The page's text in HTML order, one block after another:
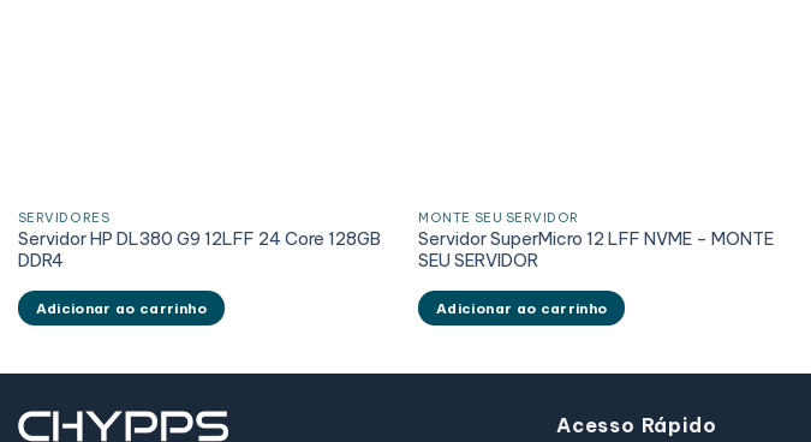
SERVIDORES
Servidor HP DL380 G9 12LFF 24 Core 128GB
DDR4
Adicionar ao carrinho
MONTE SEU SERVIDOR
Servidor SuperMicro 12 LFF NVME – MONTE
SEU SERVIDOR
Adicionar ao carrinho
Acesso Rápido